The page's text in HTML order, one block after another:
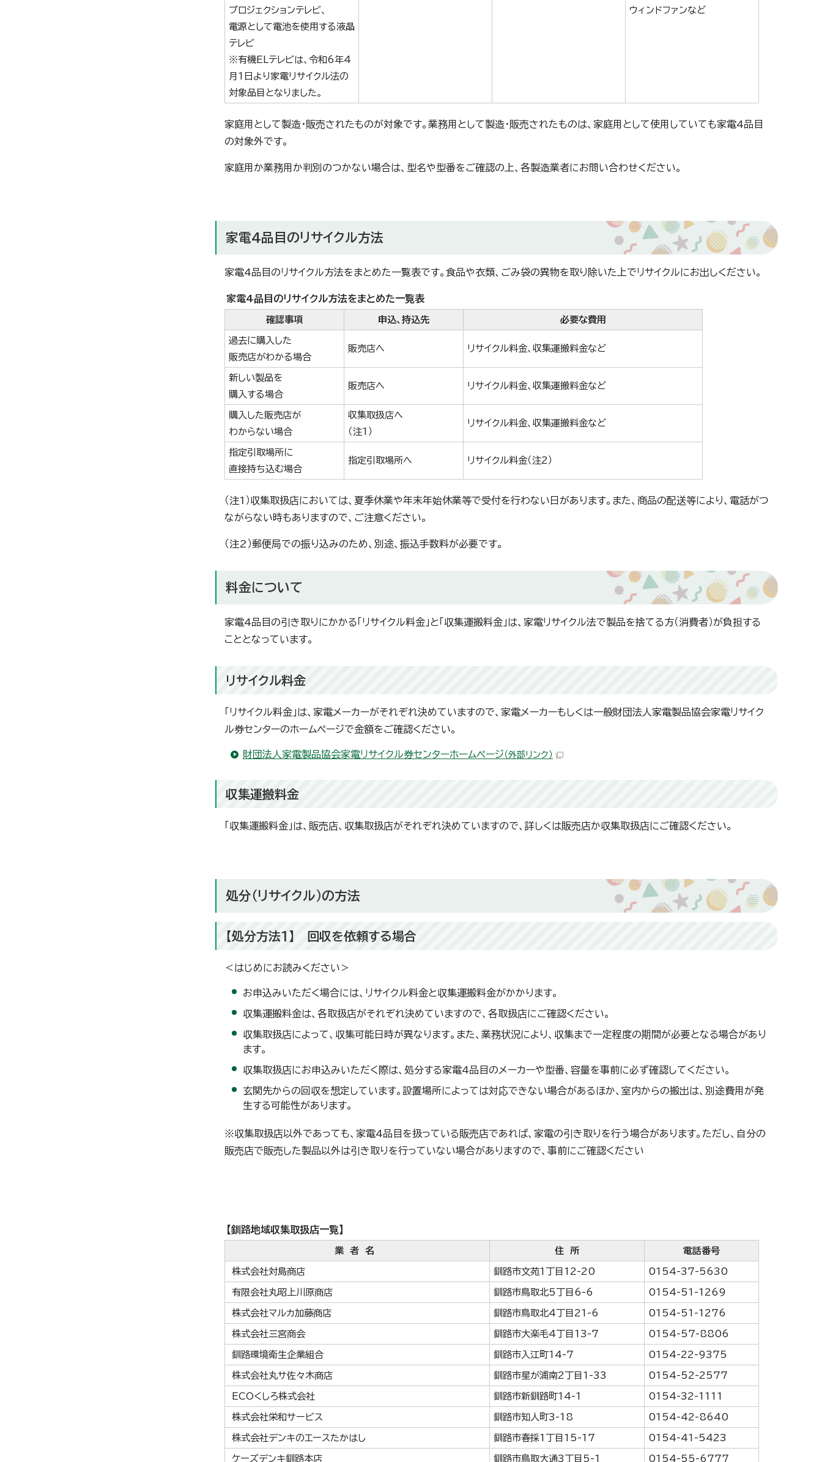
プロジェクションテレビ、
電源として電池を使用する液晶
テレビ
※有機ELテレビは、令和6年4
月1日より家電リサイクル法の
対象品目となりました。
ウィンドファンなど
家庭用として製造・販売されたものが対象です。業務用として製造・販売されたものは、家庭用として使用していても家電4品目
の対象外です。
家庭用か業務用か判別のつかない場合は、型名や型番をご確認の上、各製造業者にお問い合わせください。
家電4品目のリサイクル方法
家電4品目のリサイクル方法をまとめた一覧表です。食品や衣類、ごみ袋の異物を取り除いた上でリサイクルにお出しください。
家電4品目のリサイクル方法をまとめた一覧表
確認事項 申込、持込先 必要な費用
過去に購入した
販売店がわかる場合
販売店へ リサイクル料金、収集運搬料金など
新しい製品を
購入する場合
販売店へ リサイクル料金、収集運搬料金など
購入した販売店が
わからない場合
収集取扱店へ
（注1）
リサイクル料金、収集運搬料金など
指定引取場所に
直接持ち込む場合
指定引取場所へ リサイクル料金（注2）
（注1）収集取扱店においては、夏季休業や年末年始休業等で受付を行わない日があります。また、商品の配送等により、電話がつ
ながらない時もありますので、ご注意ください。
（注2）郵便局での振り込みのため、別途、振込手数料が必要です。
料金について
家電4品目の引き取りにかかる「リサイクル料金」と「収集運搬料金」は、家電リサイクル法で製品を捨てる方（消費者）が負担する
こととなっています。
リサイクル料金
「リサイクル料金」は、家電メーカーがそれぞれ決めていますので、家電メーカーもしくは一般財団法人家電製品協会家電リサイク
ル券センターのホームページで金額をご確認ください。
財団法人家電製品協会家電リサイクル券センターホームページ （外部リンク）
収集運搬料金
「収集運搬料金」は、販売店、収集取扱店がそれぞれ決めていますので、詳しくは販売店か収集取扱店にご確認ください。
処分（リサイクル）の方法
【処分方法1】 回収を依頼する場合
＜はじめにお読みください＞
お申込みいただく場合には、リサイクル料金と収集運搬料金がかかります。
収集運搬料金は、各取扱店がそれぞれ決めていますので、各取扱店にご確認ください。
収集取扱店によって、収集可能日時が異なります。また、業務状況により、収集まで一定程度の期間が必要となる場合があり
ます。
収集取扱店にお申込みいただく際は、処分する家電4品目のメーカーや型番、容量を事前に必ず確認してください。
玄関先からの回収を想定しています。設置場所によっては対応できない場合があるほか、室内からの搬出は、別途費用が発
生する可能性があります。
※収集取扱店以外であっても、家電4品目を扱っている販売店であれば、家電の引き取りを行う場合があります。ただし、自分の
販売店で販売した製品以外は引き取りを行っていない場合がありますので、事前にご確認ください
【釧路地域収集取扱店一覧】
業 者 名 住 所 電話番号
株式会社対島商店 釧路市文苑1丁目12-20 0154-37-5630
有限会社丸昭上川原商店 釧路市鳥取北5丁目6-6 0154-51-1269
株式会社マルカ加藤商店 釧路市鳥取北4丁目21-6 0154-51-1276
株式会社三宮商会 釧路市大楽毛4丁目13-7 0154-57-8806
釧路環境衛生企業組合 釧路市入江町14-7 0154-22-9375
株式会社丸サ佐々木商店 釧路市星が浦南2丁目1-33 0154-52-2577
ECOくしろ株式会社 釧路市新釧路町14-1 0154-32-1111
株式会社栄和サービス 釧路市知人町3-18 0154-42-8640
株式会社デンキのエースたかはし 釧路市春採1丁目15-17 0154-41-5423
ケーズデンキ釧路本店 釧路市鳥取大通3丁目5-1 0154-55-6777